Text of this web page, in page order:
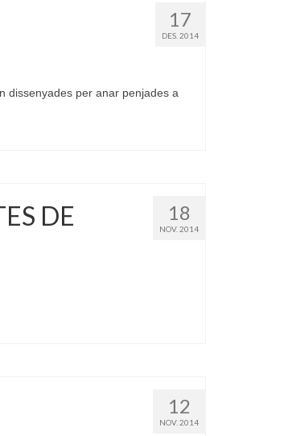
17
DES. 2014
dissenyades per anar penjades a
18
NOV. 2014
DE
12
NOV. 2014